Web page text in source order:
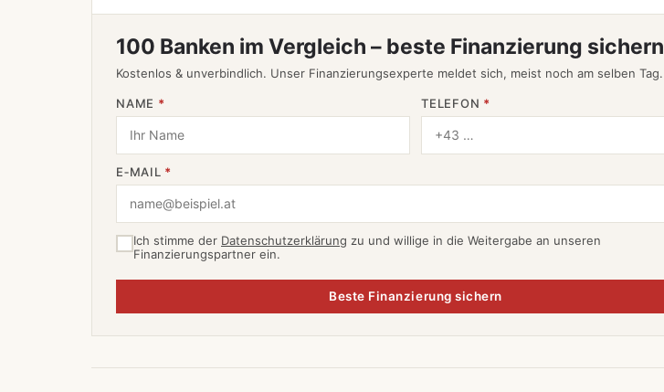
100 Banken im Vergleich – beste Finanzierung sichern
Kostenlos & unverbindlich. Unser Finanzierungsexperte meldet sich, meist noch am selben Tag.
NAME * TELEFON *
E‑MAIL *
Ich stimme der Datenschutzerklärung zu und willige in die Weitergabe an unseren
Finanzierungspartner ein.
Beste Finanzierung sichern